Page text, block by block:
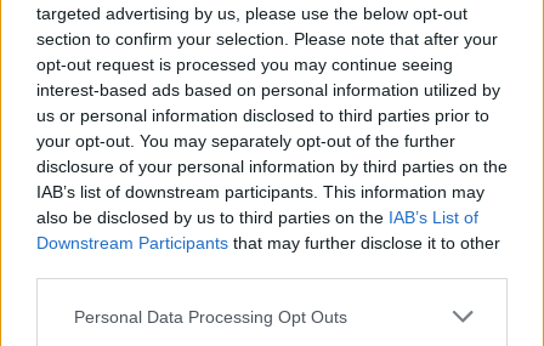
targeted advertising by us, please use the below opt-out
section to confirm your selection. Please note that after your
opt-out request is processed you may continue seeing
interest-based ads based on personal information utilized by
us or personal information disclosed to third parties prior to
your opt-out. You may separately opt-out of the further
disclosure of your personal information by third parties on the
IAB’s list of downstream participants. This information may
also be disclosed by us to third parties on the IAB’s List of
Downstream Participants that may further disclose it to other
Personal Data Processing Opt Outs
foglalkoztatnak a legújabb fejlesztések az elektromosság és a
fenntarthatóság területén? Akkor jó helyen jársz!
KAPCSOLÓDÓ CIKKEK TÖBB A SZERZŐTŐL
autó
Dánia utolérte Norvégiát: már náluk is
szinte csak elektromos autót vesznek
az emberek